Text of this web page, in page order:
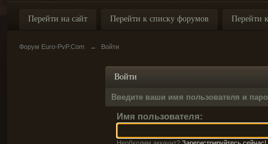
Перейти на сайт Перейти к списку форумов Перейти
Форум Euro-PvP.Com → Войти
Войти
Введите ваши имя пользователя и
Имя пользователя: